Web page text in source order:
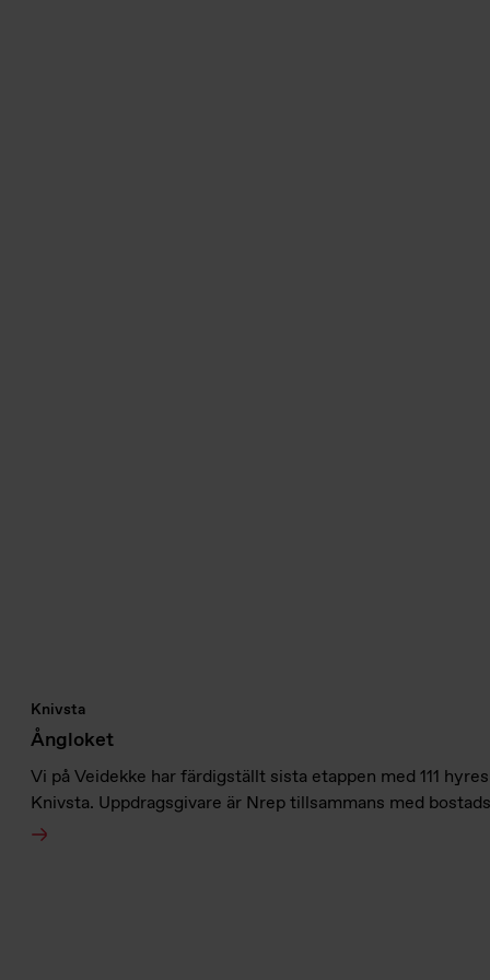
Knivsta
Ångloket
Vi på Veidekke har färdigställt sista etappen med 111
Knivsta. Uppdragsgivare är Nrep tillsammans med